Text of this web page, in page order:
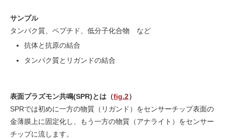
サンプル
タンパク質、ペプチド、低分子化合物 など
抗体と抗原の結合
タンパク質とリガンドの結合
表面プラズモン共鳴(SPR)とは（fig.2）
SPRでは初めに一方の物質（リガンド）をセンサーチップ表面の
金薄膜上に固定化し、もう一方の物質（アナライト）をセンサー
チップに流します。